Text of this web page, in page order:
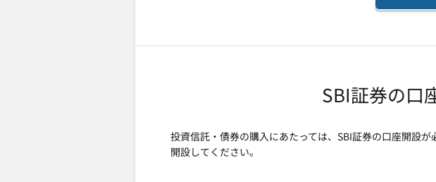
SBI証券の口
投資信託・債券の購入にあたっては、SBI証券の口座開設
開設してください。